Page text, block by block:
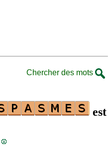
Chercher des mots
est